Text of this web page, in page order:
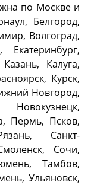
по Москве и
Белгород,
Волгоград,
Калуга,
Курск,
Новгород,
Новокузнецк,
Пермь, Псков,
Санкт-
Сочи,
Тамбов,
Ульяновск,